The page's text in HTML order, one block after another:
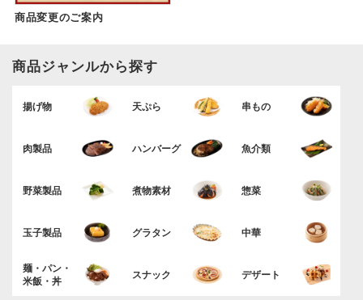
商品変更のご案内
商品ジャンルから探す
揚げ物 天ぷら 串もの
肉製品 ハンバーグ 魚介類
野菜製品 煮物素材 惣菜
玉子製品 グラタン 中華
麺・パン・
米飯・丼
スナック デザート